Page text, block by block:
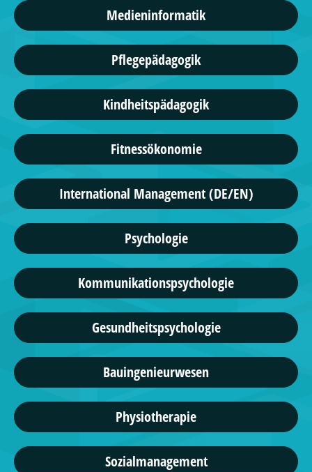
Medieninformatik
Pflegepädagogik
Kindheitspädagogik
Fitnessökonomie
International Management (DE/EN)
Psychologie
Kommunikationspsychologie
Gesundheitspsychologie
Bauingenieurwesen
Physiotherapie
Sozialmanagement